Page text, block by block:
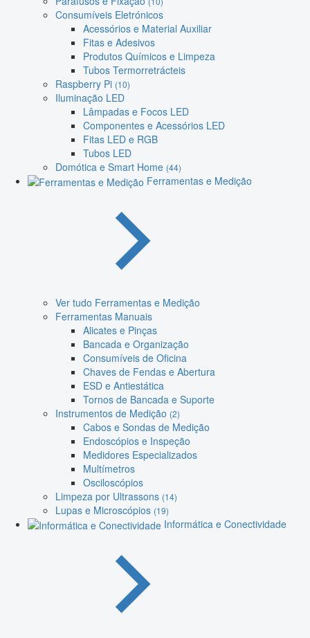
Consumíveis Eletrónicos
Acessórios e Material Auxiliar
Fitas e Adesivos
Produtos Químicos e Limpeza
Tubos Termorretrácteis
Raspberry Pi (10)
Iluminação LED
Lâmpadas e Focos LED
Componentes e Acessórios LED
Fitas LED e RGB
Tubos LED
Domótica e Smart Home (44)
Ferramentas e Medição
Ver tudo Ferramentas e Medição
Ferramentas Manuais
Alicates e Pinças
Bancada e Organização
Consumíveis de Oficina
Chaves de Fendas e Abertura
ESD e Antiestática
Tornos de Bancada e Suporte
Instrumentos de Medição (2)
Cabos e Sondas de Medição
Endoscópios e Inspeção
Medidores Especializados
Multímetros
Osciloscópios
Limpeza por Ultrassons (14)
Lupas e Microscópios (19)
Informática e Conectividade